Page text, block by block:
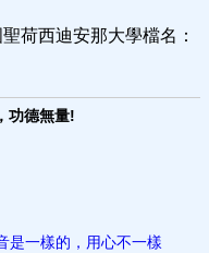
荷西迪安那大學檔名：
功德無量!
是一樣的，用心不一樣